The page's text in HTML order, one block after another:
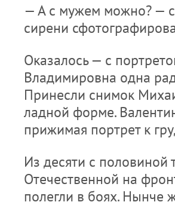
— А с мужем можно? —
сирени
Оказалось — с
Владимировна одна
Принесли снимок
ладной форме.
прижимая портрет к
Из десяти с
Отечественной на
полегли в боях. Нынче